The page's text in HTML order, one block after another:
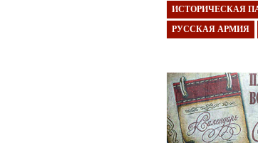
ИСТОРИЧЕСКАЯ
РУССКАЯ АРМИЯ